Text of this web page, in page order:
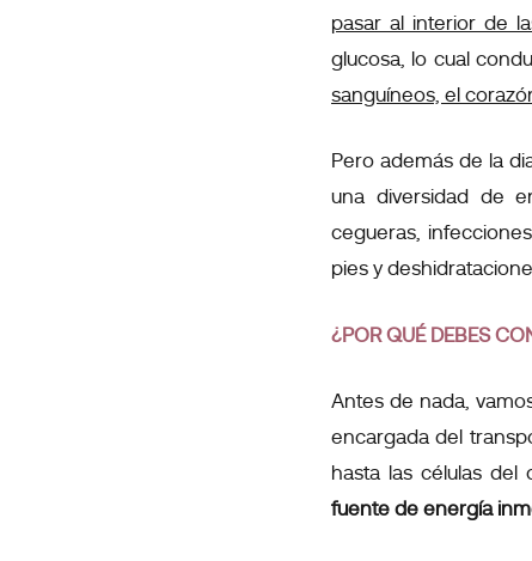
pasar al interior de
glucosa, lo cual
sanguíneos, el
Pero además de la
una diversidad de
cegueras,
pies y
¿POR QUÉ DEBES
Antes de nada,
encargada del
hasta las células
fuente de energía